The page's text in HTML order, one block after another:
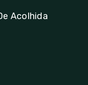
Acolhida